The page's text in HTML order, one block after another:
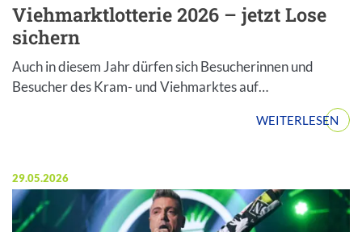
Viehmarktlotterie 2026 – jetzt Lose
sichern
Auch in diesem Jahr dürfen sich Besucherinnen und
Besucher des Kram- und Viehmarktes auf…
WEITERLESEN
Veröffentlicht am:
29.05.2026